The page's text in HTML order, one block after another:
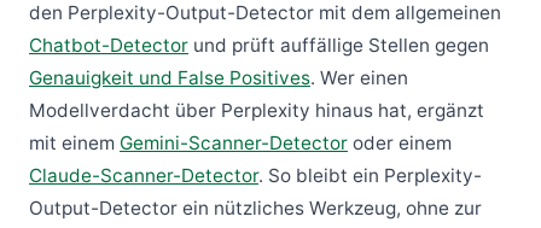
den Perplexity-Output-Detector mit dem allgemeinen
Chatbot-Detector und prüft auffällige Stellen gegen
Genauigkeit und False Positives. Wer einen
Modellverdacht über Perplexity hinaus hat, ergänzt
mit einem Gemini-Scanner-Detector oder einem
Claude-Scanner-Detector. So bleibt ein Perplexity-
Output-Detector ein nützliches Werkzeug, ohne zur